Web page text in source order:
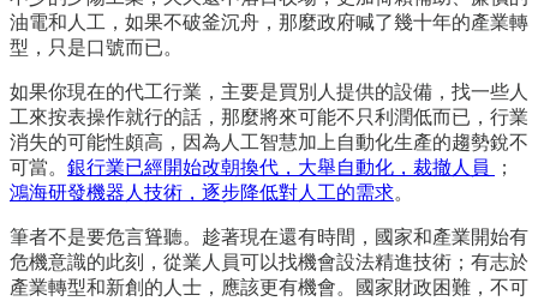
油電和人工，如果不破釜沉舟，那麼政府喊了幾十年的產業轉
型，只是口號而已。
如果你現在的代工行業，主要是買別人提供的設備，找一些人
工來按表操作就行的話，那麼將來可能不只利潤低而已，行業
消失的可能性頗高，因為人工智慧加上自動化生產的趨勢銳不
可當。 銀行業已經開始改朝換代，大舉自動化，裁撤人員
；
鴻海研發機器人技術，逐步降低對人工的需求。
筆者不是要危言聳聽。趁著現在還有時間，國家和產業開始有
危機意識的此刻，從業人員可以找機會設法精進技術；有志於
產業轉型和新創的人士，應該更有機會。國家財政困難，不可